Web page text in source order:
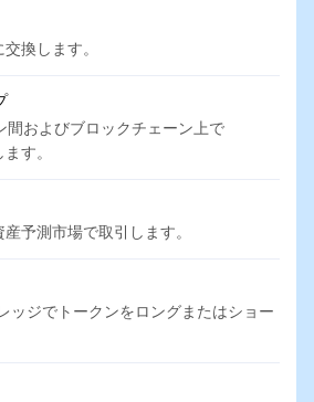
換します。
間およびブロックチェーン上で
す。
予測市場で取引します。
ッジでトークンをロングまたはショー